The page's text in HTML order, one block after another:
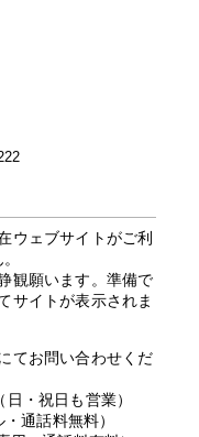
ウェブサイトがご利
観願います。準備で
サイトが表示されま
てお問い合わせくだ
・祝日も営業）
通話料無料）